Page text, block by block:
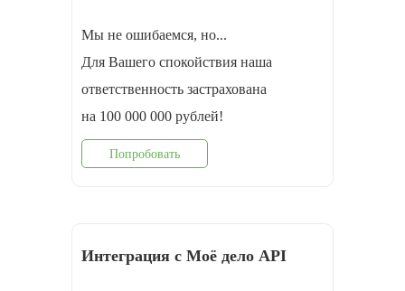
Мы не ошибаемся, но...
Для Вашего спокойствия наша
ответственность застрахована
на 100 000 000 рублей!
Попробовать
Интеграция с Моё дело API